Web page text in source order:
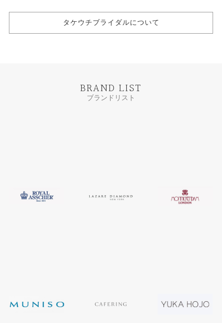
タケウチブライダルについて
BRAND LIST
ブランドリスト